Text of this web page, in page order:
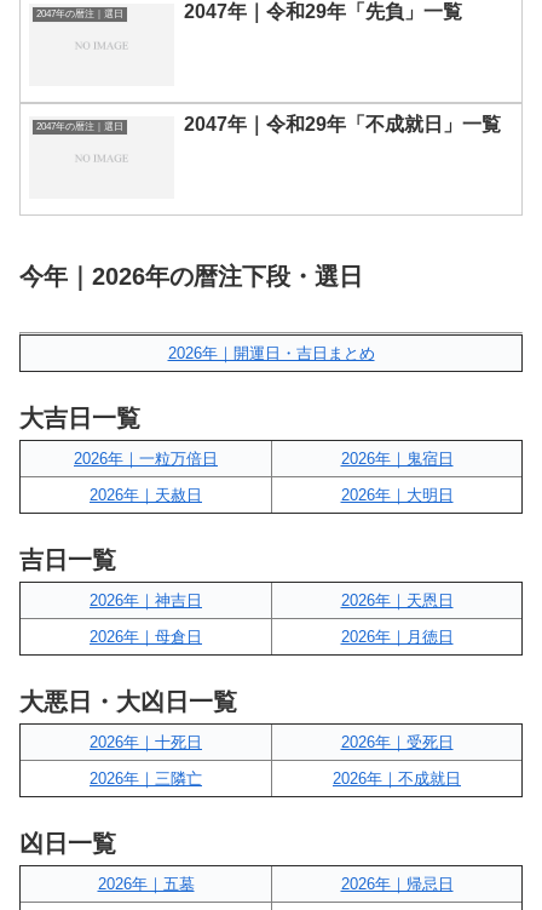
2047年の暦注｜選日 2047年｜令和29年「先負」一覧
2047年の暦注｜選日 2047年｜令和29年「不成就日」一覧
今年｜2026年の暦注下段・選日
2026年｜開運日・吉日まとめ
大吉日一覧
2026年｜一粒万倍日
2026年｜鬼宿日
2026年｜天赦日
2026年｜大明日
吉日一覧
2026年｜神吉日
2026年｜天恩日
2026年｜母倉日
2026年｜月徳日
大悪日・大凶日一覧
2026年｜十死日
2026年｜受死日
2026年｜三隣亡
2026年｜不成就日
凶日一覧
2026年｜五墓
2026年｜帰忌日